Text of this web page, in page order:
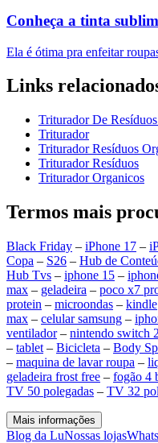
Conheça a tinta
Ela é ótima pra enfeitar
Links
Triturador De
Triturador
Triturador Resíduos
Triturador Resíduos
Triturador Organicos
Termos mais
Black Friday – iPhone 17 –
Copa – S26 – Hub de
Hub Tvs – iphone 15 –
max – geladeira – poco x7
protein – microondas – kindle
max – celular samsung –
ventilador– nintendo switch 2
– tablet – Bicicleta – Body
– maquina de lavar roupa –
geladeira frost free – fogão 4
TV 50 polegadas – TV 32
Mais informações
Blog da LuNossas lojas